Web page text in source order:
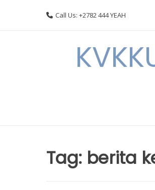
Call Us: +2782 444 YEAH
Tag: berita